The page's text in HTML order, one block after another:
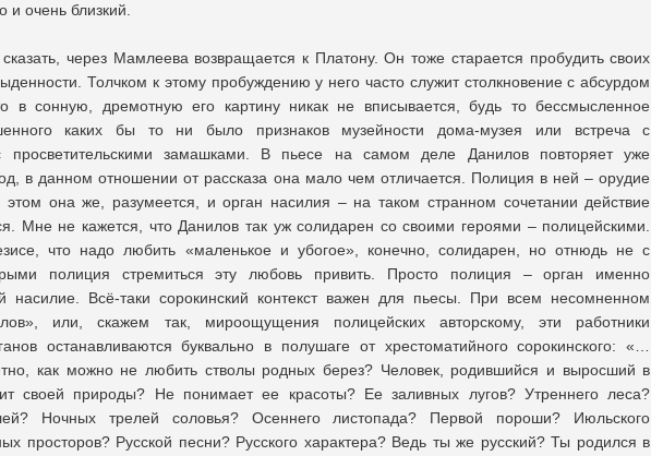
и очень близкий.
через Мамлеева возвращается к Платону. Он тоже старается пробудить своих
Толчком к этому пробуждению у него часто служит столкновение с абсурдом
в сонную, дремотную его картину никак не вписывается, будь то бессмысленное
каких бы то ни было признаков музейности дома-музея или встреча с
просветительскими замашками. В пьесе на самом деле Данилов повторяет уже
в данном отношении от рассказа она мало чем отличается. Полиция в ней – орудие
она же, разумеется, и орган насилия – на таком странном сочетании действие
Мне не кажется, что Данилов так уж солидарен со своими героями – полицейскими.
что надо любить «маленькое и убогое», конечно, солидарен, но отнюдь не с
полиция стремиться эту любовь привить. Просто полиция – орган именно
насилие. Всё-таки сорокинский контекст важен для пьесы. При всем несомненном
или, скажем так, мироощущения полицейских авторскому, эти работники
останавливаются буквально в полушаге от хрестоматийного сорокинского: «…
как можно не любить стволы родных берез? Человек, родившийся и выросший в
своей природы? Не понимает ее красоты? Ее заливных лугов? Утреннего леса?
Ночных трелей соловья? Осеннего листопада? Первой пороши? Июльского
просторов? Русской песни? Русского характера? Ведь ты же русский? Ты родился в